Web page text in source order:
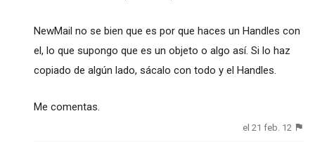
NewMail no se bien que es por que haces un Handles con
el, lo que supongo que es un objeto o algo así. Si lo haz
copiado de algún lado, sácalo con todo y el Handles.
Me comentas.
el 21 feb. 12